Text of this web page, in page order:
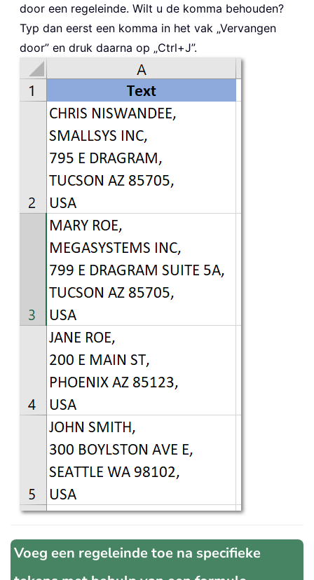
door een regeleinde. Wilt u de komma behouden?
Typ dan eerst een komma in het vak „Vervangen
door” en druk daarna op „Ctrl+J”.
Voeg een regeleinde toe na specifieke